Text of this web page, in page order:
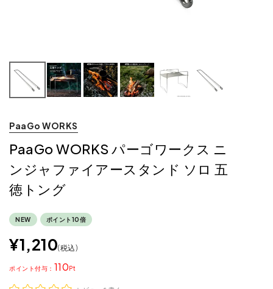
PaaGo WORKS
PaaGo WORKS パーゴワークス ニ
ンジャファイアースタンド ソロ 五
徳トング
NEW ポイント10倍
¥1,210 税込
110
ポイント